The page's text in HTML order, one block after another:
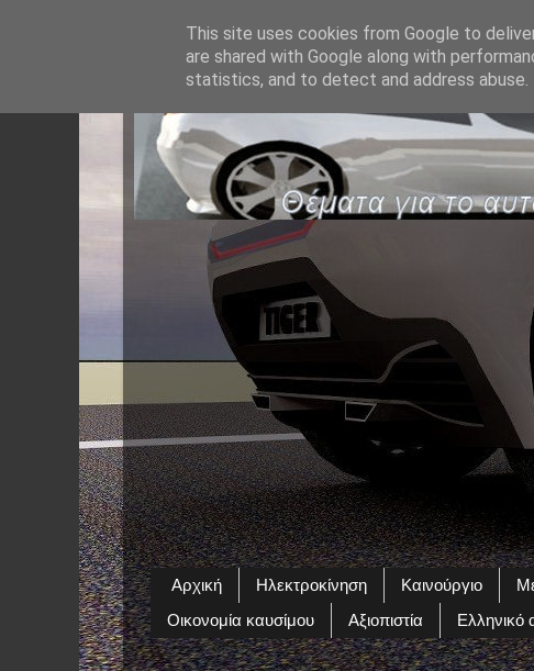
Αρχική Ηλεκτροκίνηση Καινούργιο
Οικονομία καυσίμου
Αξιοπιστία Ελληνικό
This site uses cookies from Google to
are shared with Google along with
statistics, and to detect and address abuse.